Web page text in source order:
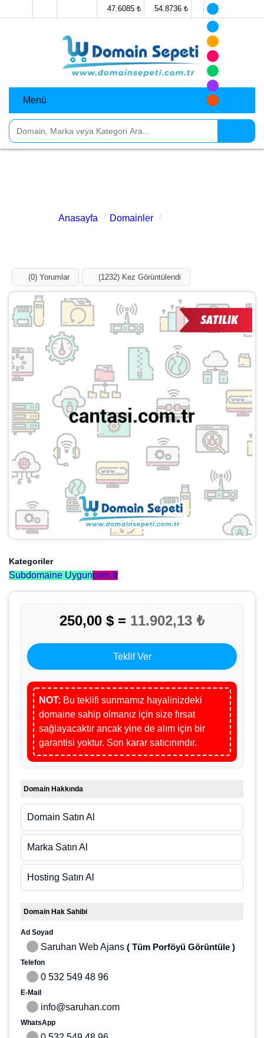
47.6085 ₺ 54.8736 ₺
Menü
Anasayfa Domainler cantasi.com.tr
(0) Yorumlar (1232) Kez Görüntülendi
Kategoriler
Subdomaine Uygun com.tr
250,00 $ = 11.902,13 ₺
Teklif Ver
NOT: Bu teklifi sunmamız hayalinizdeki
domaine sahip olmanız için size fırsat
sağlayacaktır ancak yine de alım için bir
garantisi yoktur. Son karar satıcınındır.
Domain Hakkında
Domain Satın Al
Marka Satın Al
Hosting Satın Al
Domain Hak Sahibi
Ad Soyad
Saruhan Web Ajans( Tüm Porföyü Görüntüle )
Telefon
0 532 549 48 96
E-Mail
info@saruhan.com
WhatsApp